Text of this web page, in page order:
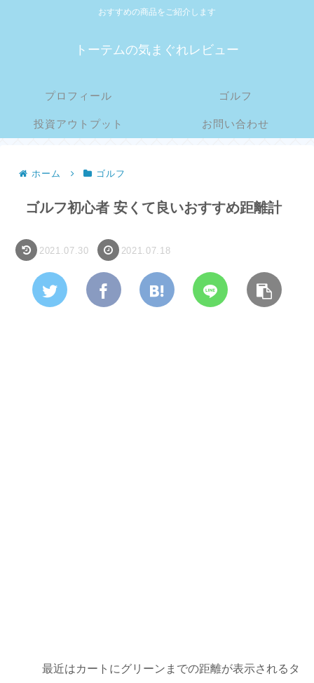
おすすめの商品をご紹介します
トーテムの気まぐれレビュー
プロフィール ゴルフ
投資アウトプット お問い合わせ
ホーム ゴルフ
ゴルフ初心者 安くて良いおすすめ距離計
2021.07.30 2021.07.18
最近はカートにグリーンまでの距離が表示されるタ